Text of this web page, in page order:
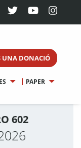
UNA DONACIÓ
PAPER
602